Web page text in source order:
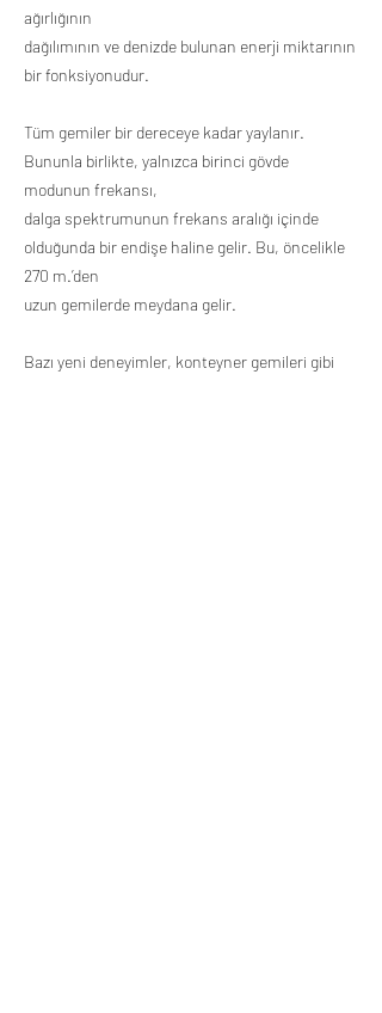
ağırlığının
dağılımının ve denizde bulunan enerji miktarının
bir fonksiyonudur.
Tüm gemiler bir dereceye kadar yaylanır.
Bununla birlikte, yalnızca birinci gövde
modunun frekansı,
dalga spektrumunun frekans aralığı içinde
olduğunda bir endişe haline gelir. Bu, öncelikle
270 m.’den
uzun gemilerde meydana gelir.
Bazı yeni deneyimler, konteyner gemileri gibi